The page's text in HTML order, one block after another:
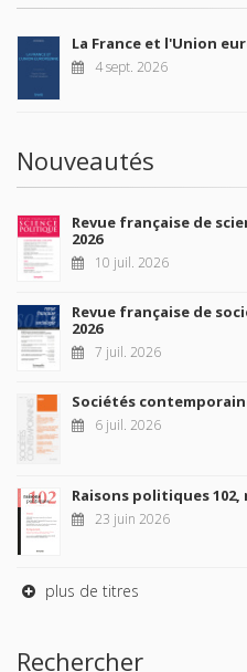
La France et l'Union
4 sept. 2026
Nouveautés
Revue française de
2026
10 juil. 2026
Revue française de
2026
7 juil. 2026
Sociétés
6 juil. 2026
Raisons politiques 102,
23 juin 2026
plus de titres
Rechercher